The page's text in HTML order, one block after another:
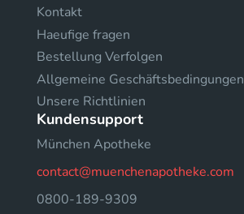
Kontakt
Haeufige fragen
Bestellung Verfolgen
Allgemeine Geschäftsbedingungen
Unsere Richtlinien
Kundensupport
München Apotheke
contact@muenchenapotheke.com
0800-189-9309